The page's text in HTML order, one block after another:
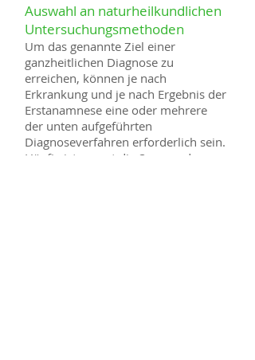
Auswahl an naturheilkundlichen
Untersuchungsmethoden
Um das genannte Ziel einer
ganzheitlichen Diagnose zu
erreichen, können je nach
Erkrankung und je nach Ergebnis der
Erstanamnese eine oder mehrere
der unten aufgeführten
Diagnoseverfahren erforderlich sein.
Häufig ist es erst die Summe der